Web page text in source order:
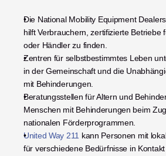
Die National Mobility Equipment
hilft Verbrauchern, zertifizierte Betriebe
oder Händler zu finden.
Zentren für selbstbestimmtes Leben
in der Gemeinschaft und die
mit Behinderungen.
Beratungsstellen für Altern und
Menschen mit Behinderungen beim
nationalen Förderprogrammen.
United Way 211 kann Personen mit
für verschiedene Bedürfnisse in